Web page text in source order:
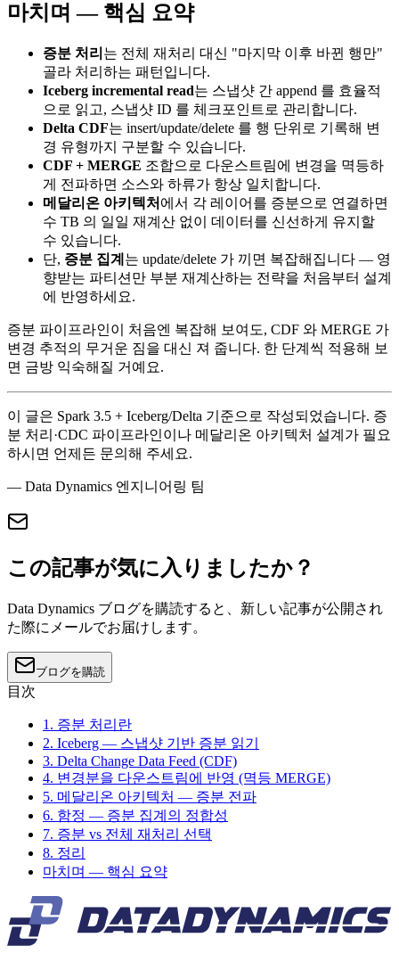
마치며 — 핵심 요약
증분 처리 는 전체 재처리 대신 "마지막 이후 바뀐 행만"
골라 처리하는 패턴입니다.
Iceberg incremental read는 스냅샷 간 append 를 효율적
으로 읽고, 스냅샷 ID 를 체크포인트로 관리합니다.
Delta CDF는 insert/update/delete 를 행 단위로 기록해 변
경 유형까지 구분할 수 있습니다.
CDF + MERGE 조합으로 다운스트림에 변경을 멱등하
게 전파하면 소스와 하류가 항상 일치합니다.
메달리온 아키텍처 에서 각 레이어를 증분으로 연결하면
수 TB 의 일일 재계산 없이 데이터를 신선하게 유지할
수 있습니다.
단, 증분 집계 는 update/delete 가 끼면 복잡해집니다 — 영
향받는 파티션만 부분 재계산하는 전략을 처음부터 설계
에 반영하세요.
증분 파이프라인이 처음엔 복잡해 보여도, CDF 와 MERGE 가
변경 추적의 무거운 짐을 대신 져 줍니다. 한 단계씩 적용해 보
면 금방 익숙해질 거예요.
이 글은 Spark 3.5 + Iceberg/Delta 기준으로 작성되었습니다. 증
분 처리·CDC 파이프라인이나 메달리온 아키텍처 설계가 필요
하시면 언제든 문의해 주세요.
— Data Dynamics 엔지니어링 팀
この記事が気に入りましたか？
Data Dynamics ブログを購読すると、新しい記事が公開され
た際にメールでお届けします。
ブログを購読
目次
1. 증분 처리란
2. Iceberg — 스냅샷 기반 증분 읽기
3. Delta Change Data Feed (CDF)
4. 변경분을 다운스트림에 반영 (멱등 MERGE)
5. 메달리온 아키텍처 — 증분 전파
6. 함정 — 증분 집계의 정합성
7. 증분 vs 전체 재처리 선택
8. 정리
마치며 — 핵심 요약